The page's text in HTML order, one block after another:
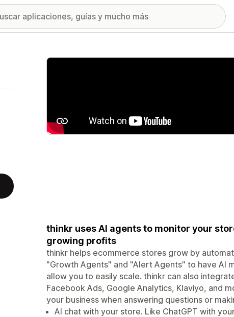
Galería de imágenes destacadas
thinkr uses AI agents to monitor your
growing profits
thinkr helps ecommerce stores grow by
"Growth Agents" and "Alert Agents" to have AI
allow you to easily scale. thinkr can also
Facebook Ads, Google Analytics, Klaviyo, and
your business when answering questions or
AI chat with your store. Like ChatGPT with